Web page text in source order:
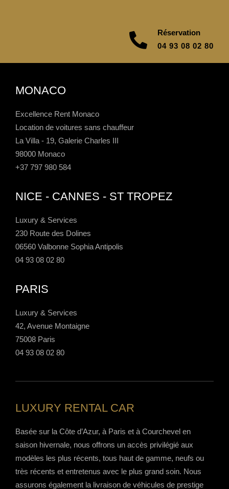
Réservation
04 93 08 02 80
MONACO
Excellence Rent Monaco
Location de voitures sans chauffeur
La Villa - 19, Galerie Charles III
98000 Monaco
+37 797 980 584
NICE - CANNES - ST TROPEZ
Luxury & Services
230 Route des Dolines
06560 Valbonne Sophia Antipolis
04 93 08 02 80
PARIS
Luxury & Services
42, Avenue Montaigne
75008 Paris
04 93 08 02 80
LUXURY RENTAL CAR
Basée sur la Côte d’Azur, à Paris et à Courchevel en
saison hivernale, nous offrons un accès privilégié aux
modèles les plus récents, tous haut de gamme, neufs ou
très récents et entretenus avec le plus grand soin. Nous
assurons également la livraison de véhicules de prestige